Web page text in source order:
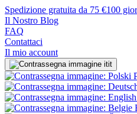
Spedizione gratuita da 75 €100
Il Nostro Blog
FAQ
Contattaci
Il mio account
it